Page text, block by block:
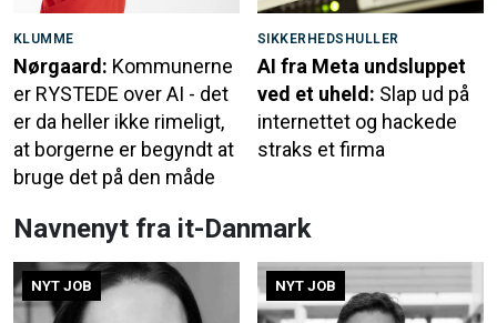
KLUMME
Nørgaard: Kommunerne
er RYSTEDE over AI - det
er da heller ikke rimeligt,
at borgerne er begyndt at
bruge det på den måde
SIKKERHEDSHULLER
AI fra Meta undsluppet
ved et uheld: Slap ud på
internettet og hackede
straks et firma
Navnenyt fra it-Danmark
NYT JOB NYT JOB